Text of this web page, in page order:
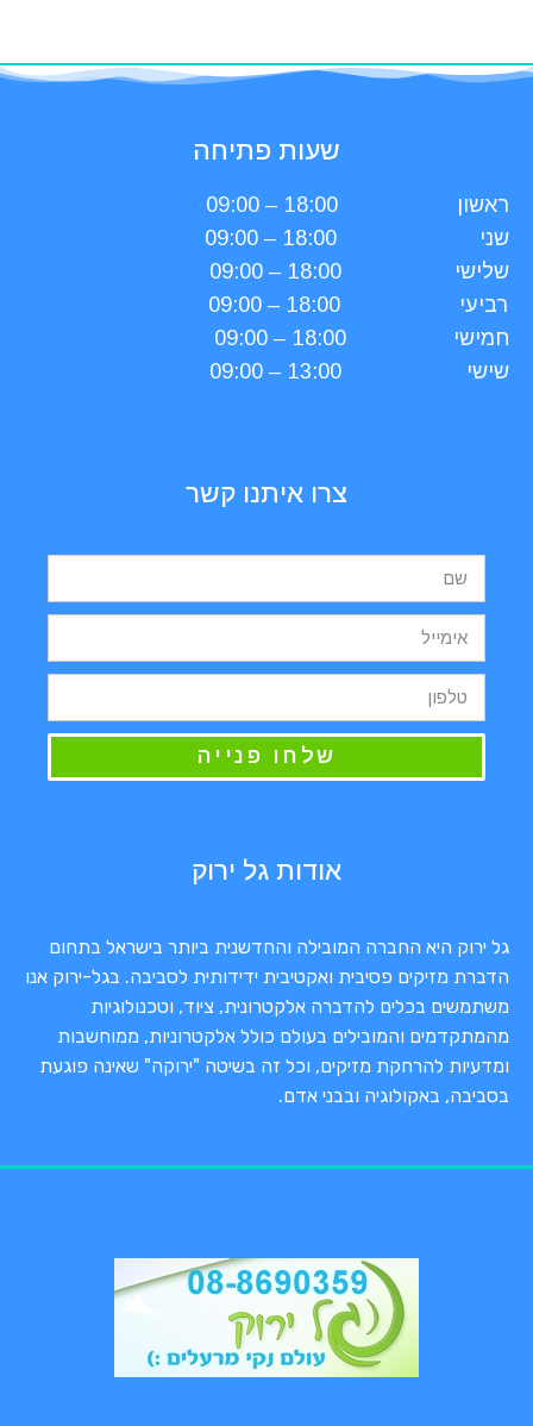
אודות גל ירוק
גל ירוק היא החברה המובילה והחדשנית ביותר בישראל בתחום
הדברת מזיקים פסיבית ואקטיבית ידידותית לסביבה. בגל-ירוק אנו
משתמשים בכלים להדברה אלקטרונית, ציוד, וטכנולוגיות
מהמתקדמים והמובילים בעולם כולל אלקטרוניות, ממוחשבות
ומדעיות להרחקת מזיקים, וכל זה בשיטה "ירוקה" שאינה פוגעת
בסביבה, באקולוגיה ובבני אדם.
צרו איתנו קשר
שלחו פנייה
שעות פתיחה
ראשון
18:00 – 09:00
שני
18:00 – 09:00
שלישי
18:00 – 09:00
רביעי
18:00 – 09:00
חמישי
18:00 – 09:00
שישי
13:00 – 09:00